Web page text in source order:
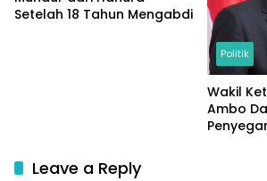
Setelah 18 Tahun Mengabdi
Politik
Wakil
Ambo
Leave a Reply